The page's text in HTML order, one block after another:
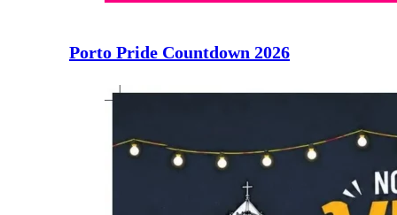
Porto Pride Countdown 2026